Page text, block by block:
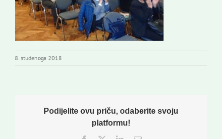
8. studenoga 2018
Podijelite ovu priču, odaberite svoju
platformu!